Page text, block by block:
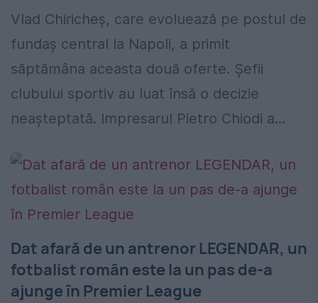
Vlad Chiricheș, care evoluează pe postul de
fundaș central la Napoli, a primit
săptămâna aceasta două oferte. Șefii
clubului sportiv au luat însă o decizie
neașteptată. Impresarul Pietro Chiodi a...
Dat afară de un antrenor LEGENDAR, un
fotbalist român este la un pas de-a
ajunge în Premier League